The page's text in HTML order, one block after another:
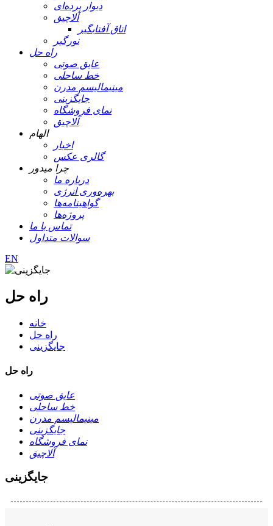
دیوار پرده‌ای
آلاچیق
اتاق آفتابگیر
نورگیر
راه حل
عایق صوتی
خط ساحلی
مینیمالیسم مدرن
جایگزینی
نمای فروشگاه
آلاچیق
الهام
اخبار
گالری عکس
چرا میدور
درباره ما
بهره‌وری انرژی
گواهینامه‌ها
پروژه‌ها
تماس با ما
سوالات متداول
EN
راه حل
خانه
راه حل
جایگزینی
راه حل
عایق صوتی
خط ساحلی
مینیمالیسم مدرن
جایگزینی
نمای فروشگاه
آلاچیق
جایگزینی